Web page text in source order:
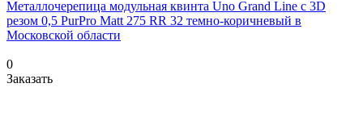
Металлочерепица модульная квинта Uno Grand Line c 3D
резом 0,5 PurPro Matt 275 RR 32 темно-коричневый в
Московской области
0
Заказать